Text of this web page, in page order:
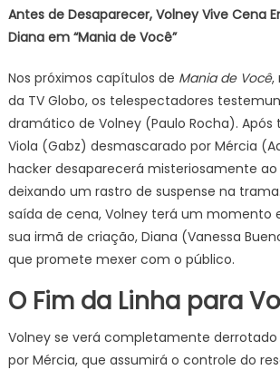
Antes de Desaparecer, Volney Vive Cena
Diana em “Mania de Você”
Nos próximos capítulos de Mania de Você,
da TV Globo, os telespectadores
dramático de Volney (Paulo Rocha).
Viola (Gabz) desmascarado por Mércia
hacker desaparecerá misteriosamente ao
deixando um rastro de suspense na
saída de cena, Volney terá um momento
sua irmã de criação, Diana (Vanessa
que promete mexer com o público.
O Fim da Linha para
Volney se verá completamente derrotado
por Mércia, que assumirá o controle do